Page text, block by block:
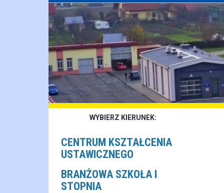
WYBIERZ KIERUNEK:
CENTRUM KSZTAŁCENIA
USTAWICZNEGO
BRANŻOWA SZKOŁA I
STOPNIA